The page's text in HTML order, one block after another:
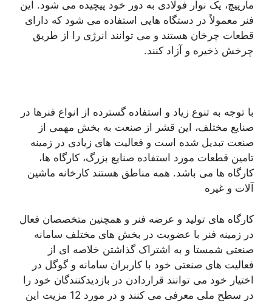
مارپیچ، یک نوار فولادی به دور خود پیچیده می شود. این
فنر معمولاً در دستگاه هایی استفاده می شود که دارای
قطعات چرخان هستند و می توانند انرژی را از طریق
چرخش ذخیره و آزاد کنند.
با توجه به تنوع زیاد و استفاده گسترده از انواع فنرها در
صنایع مختلف، این قشر از صنعت به بخش مهمی از
صنعت تبدیل شده است و فعالیت های زیادی در زمینه
تامین قطعات مورد استفاده صنایع بزرگ، کارگاه ها،
کارگاه ها می باشد. همه مناطق هستند کارخانه ماشین
آلات و غیره
کارگاه های تولید و عرضه فنر و همچنین متخصصان فعال
در زمینه فنر با عضویت در بخش های مختلف سامانه
صنعتی شمستا و به اشتراک گذاشتن خلاصه ای از
فعالیت های صنعتی خود با کاربران سامانه و گوگل در
اختیار خود می توانند قراردادن در بازدیدکنندگان خود را
در سطح ملی معرفی می کنند و در مورد 12 مزیت این